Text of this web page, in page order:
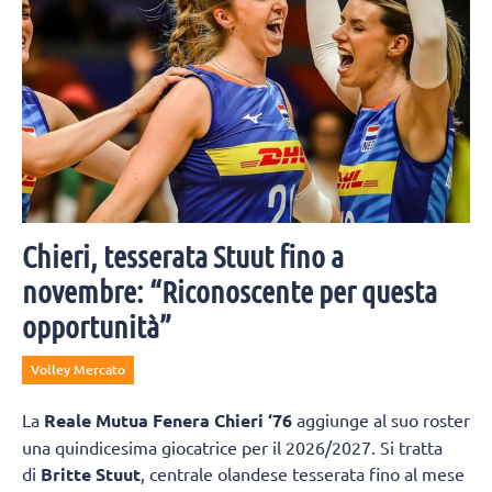
Chieri, tesserata Stuut fino a
novembre: “Riconoscente per questa
opportunità”
Volley Mercato
La Reale Mutua Fenera Chieri ‘76 aggiunge al suo roster
una quindicesima giocatrice per il 2026/2027. Si tratta
di Britte Stuut, centrale olandese tesserata fino al mese